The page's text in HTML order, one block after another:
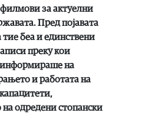
за актуелни
Пред појавата
тие беа и единствени
преку кои
информираше на
и работата на
одредени стопански